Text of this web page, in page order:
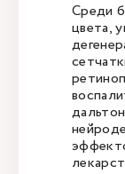
Среди
цвета,